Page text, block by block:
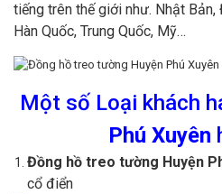
tiếng trên thế giới như. Nhật
Hàn Quốc, Trung Quốc, Mỹ…
Một số Loại khách
Phú Xuyên
Đồng hồ treo tường Huyện
cổ điển